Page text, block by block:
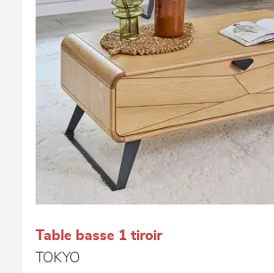
Table basse 1 tiroir
TOKYO